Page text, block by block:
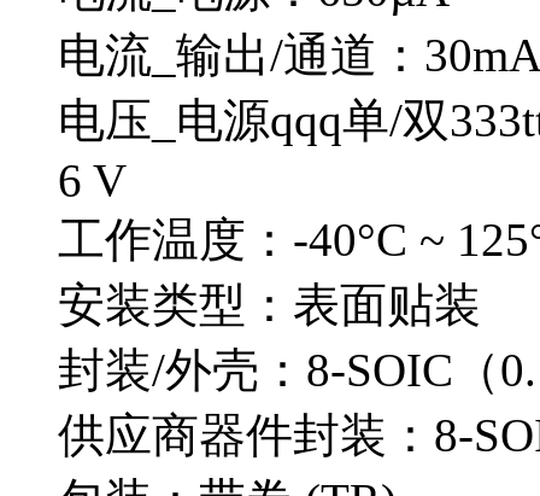
电流_输出/通道：
电压_电源qqq单/双
6 V
工作温度：-40°C ~
安装类型：表面贴装
封装/外壳：8-SOIC（
供应商器件封装：8-